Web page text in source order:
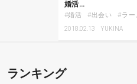
婚活…
婚活 出会い ラー
2018.02.13 YUKINA
ランキング